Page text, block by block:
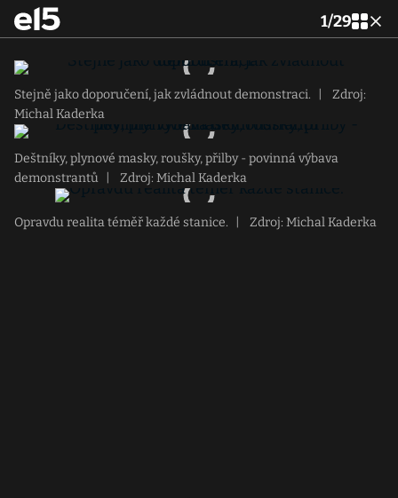
1/29
Stejně jako doporučení, jak zvládnout demonstraci.
Zdroj:
Michal Kaderka
Deštníky, plynové masky, roušky, přilby - povinná výbava
demonstrantů
Zdroj: Michal Kaderka
Opravdu realita téměř každé stanice. Zdroj: Michal Kaderka